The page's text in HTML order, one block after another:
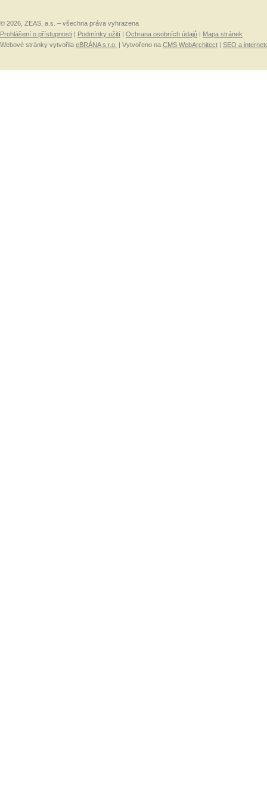
© 2026, ZEAS, a.s. – všechna práva vyhrazena
Prohlášení o přístupnosti | Podmínky užití | Ochrana osobních údajů | Mapa stránek
Webové stránky vytvořila eBRÁNA s.r.o. | Vytvořeno na CMS WebArchitect | SEO a